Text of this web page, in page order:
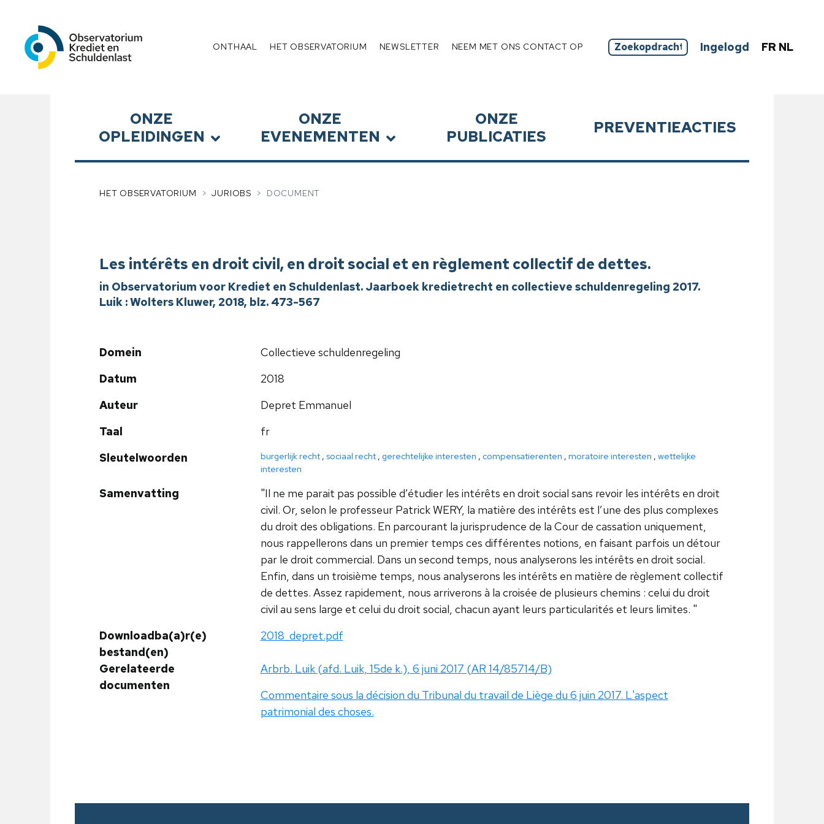
Observatorium Krediet en Schuldenlast
Menu
ONTHAAL HET OBSERVATORIUM NEWSLETTER NEEM MET ONS CONTACT OP Ingelogd FR NL
ONZE
OPLEIDINGEN
ONZE
EVENEMENTEN
ONZE
PUBLICATIES
PREVENTIEACTIES
HET OBSERVATORIUM JURIOBS DOCUMENT
Les intérêts en droit civil, en droit social et en règlement collectif de dettes.
in Observatorium voor Krediet en Schuldenlast. Jaarboek kredietrecht en collectieve schuldenregeling 2017.
Luik : Wolters Kluwer, 2018, blz. 473-567
Domein
Collectieve schuldenregeling
Datum
2018
Auteur
Depret Emmanuel
Taal
fr
Sleutelwoorden
burgerlijk recht, sociaal recht, gerechtelijke interesten , compensatierenten , moratoire interesten , wettelijke
interesten
Samenvatting
"Il ne me parait pas possible d’étudier les intérêts en droit social sans revoir les intérêts en droit
civil. Or, selon le professeur Patrick WERY, la matière des intérêts est l’une des plus complexes
du droit des obligations. En parcourant la jurisprudence de la Cour de cassation uniquement,
nous rappellerons dans un premier temps ces différentes notions, en faisant parfois un détour
par le droit commercial. Dans un second temps, nous analyserons les intérêts en droit social.
Enfin, dans un troisième temps, nous analyserons les intérêts en matière de règlement collectif
de dettes. Assez rapidement, nous arriverons à la croisée de plusieurs chemins : celui du droit
civil au sens large et celui du droit social, chacun ayant leurs particularités et leurs limites. "
Downloadba(a)r(e)
bestand(en)
2018_depret.pdf
Gerelateerde
documenten
Arbrb. Luik (afd. Luik, 15de k.), 6 juni 2017 (AR 14/85714/B)
Commentaire sous la décision du Tribunal du travail de Liège du 6 juin 2017. L'aspect
patrimonial des choses.